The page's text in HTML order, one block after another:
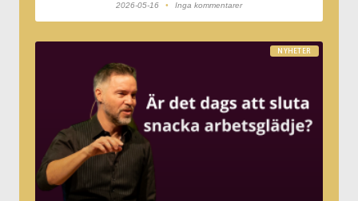
2026-05-16 Inga kommentarer
NYHETER